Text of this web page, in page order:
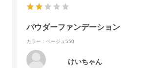
パウダーファンデーション
カラー：ベージュ550
けいちゃん